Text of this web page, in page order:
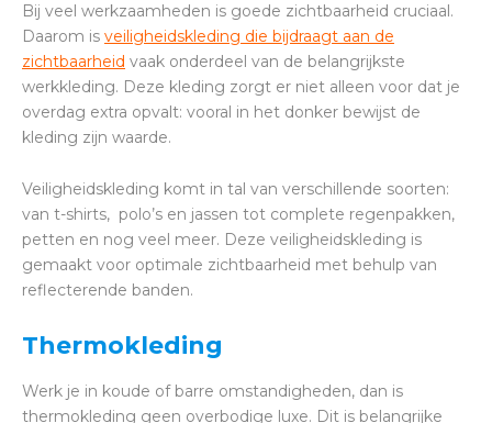
Bij veel werkzaamheden is goede zichtbaarheid cruciaal.
Daarom is veiligheidskleding die bijdraagt aan de
zichtbaarheid vaak onderdeel van de belangrijkste
werkkleding. Deze kleding zorgt er niet alleen voor dat je
overdag extra opvalt: vooral in het donker bewijst de
kleding zijn waarde.
Veiligheidskleding komt in tal van verschillende soorten:
van t-shirts, polo’s en jassen tot complete regenpakken,
petten en nog veel meer. Deze veiligheidskleding is
gemaakt voor optimale zichtbaarheid met behulp van
reflecterende banden.
Thermokleding
Werk je in koude of barre omstandigheden, dan is
thermokleding geen overbodige luxe. Dit is belangrijke